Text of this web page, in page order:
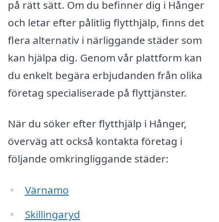
på rätt sätt. Om du befinner dig i Hånger
och letar efter pålitlig flytthjälp, finns det
flera alternativ i närliggande städer som
kan hjälpa dig. Genom vår plattform kan
du enkelt begära erbjudanden från olika
företag specialiserade på flyttjänster.
När du söker efter flytthjälp i Hånger,
överväg att också kontakta företag i
följande omkringliggande städer:
Värnamo
Skillingaryd